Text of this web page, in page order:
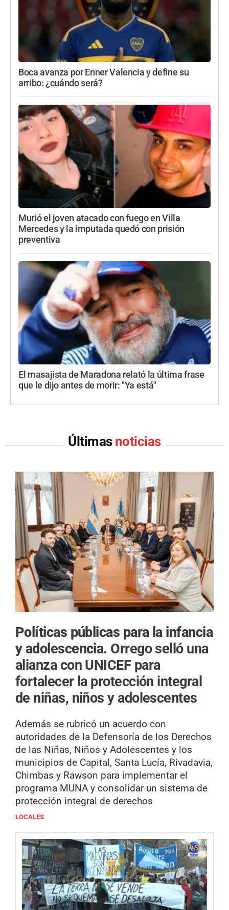
Boca avanza por Enner Valencia y define su
arribo: ¿cuándo será?
Murió el joven atacado con fuego en Villa
Mercedes y la imputada quedó con prisión
preventiva
El masajista de Maradona relató la última frase
que le dijo antes de morir: "Ya está"
Últimas noticias
Políticas públicas para la infancia
y adolescencia. Orrego selló una
alianza con UNICEF para
fortalecer la protección integral
de niñas, niños y adolescentes
Además se rubricó un acuerdo con
autoridades de la Defensoría de los Derechos
de las Niñas, Niños y Adolescentes y los
municipios de Capital, Santa Lucía, Rivadavia,
Chimbas y Rawson para implementar el
programa MUNA y consolidar un sistema de
protección integral de derechos
LOCALES